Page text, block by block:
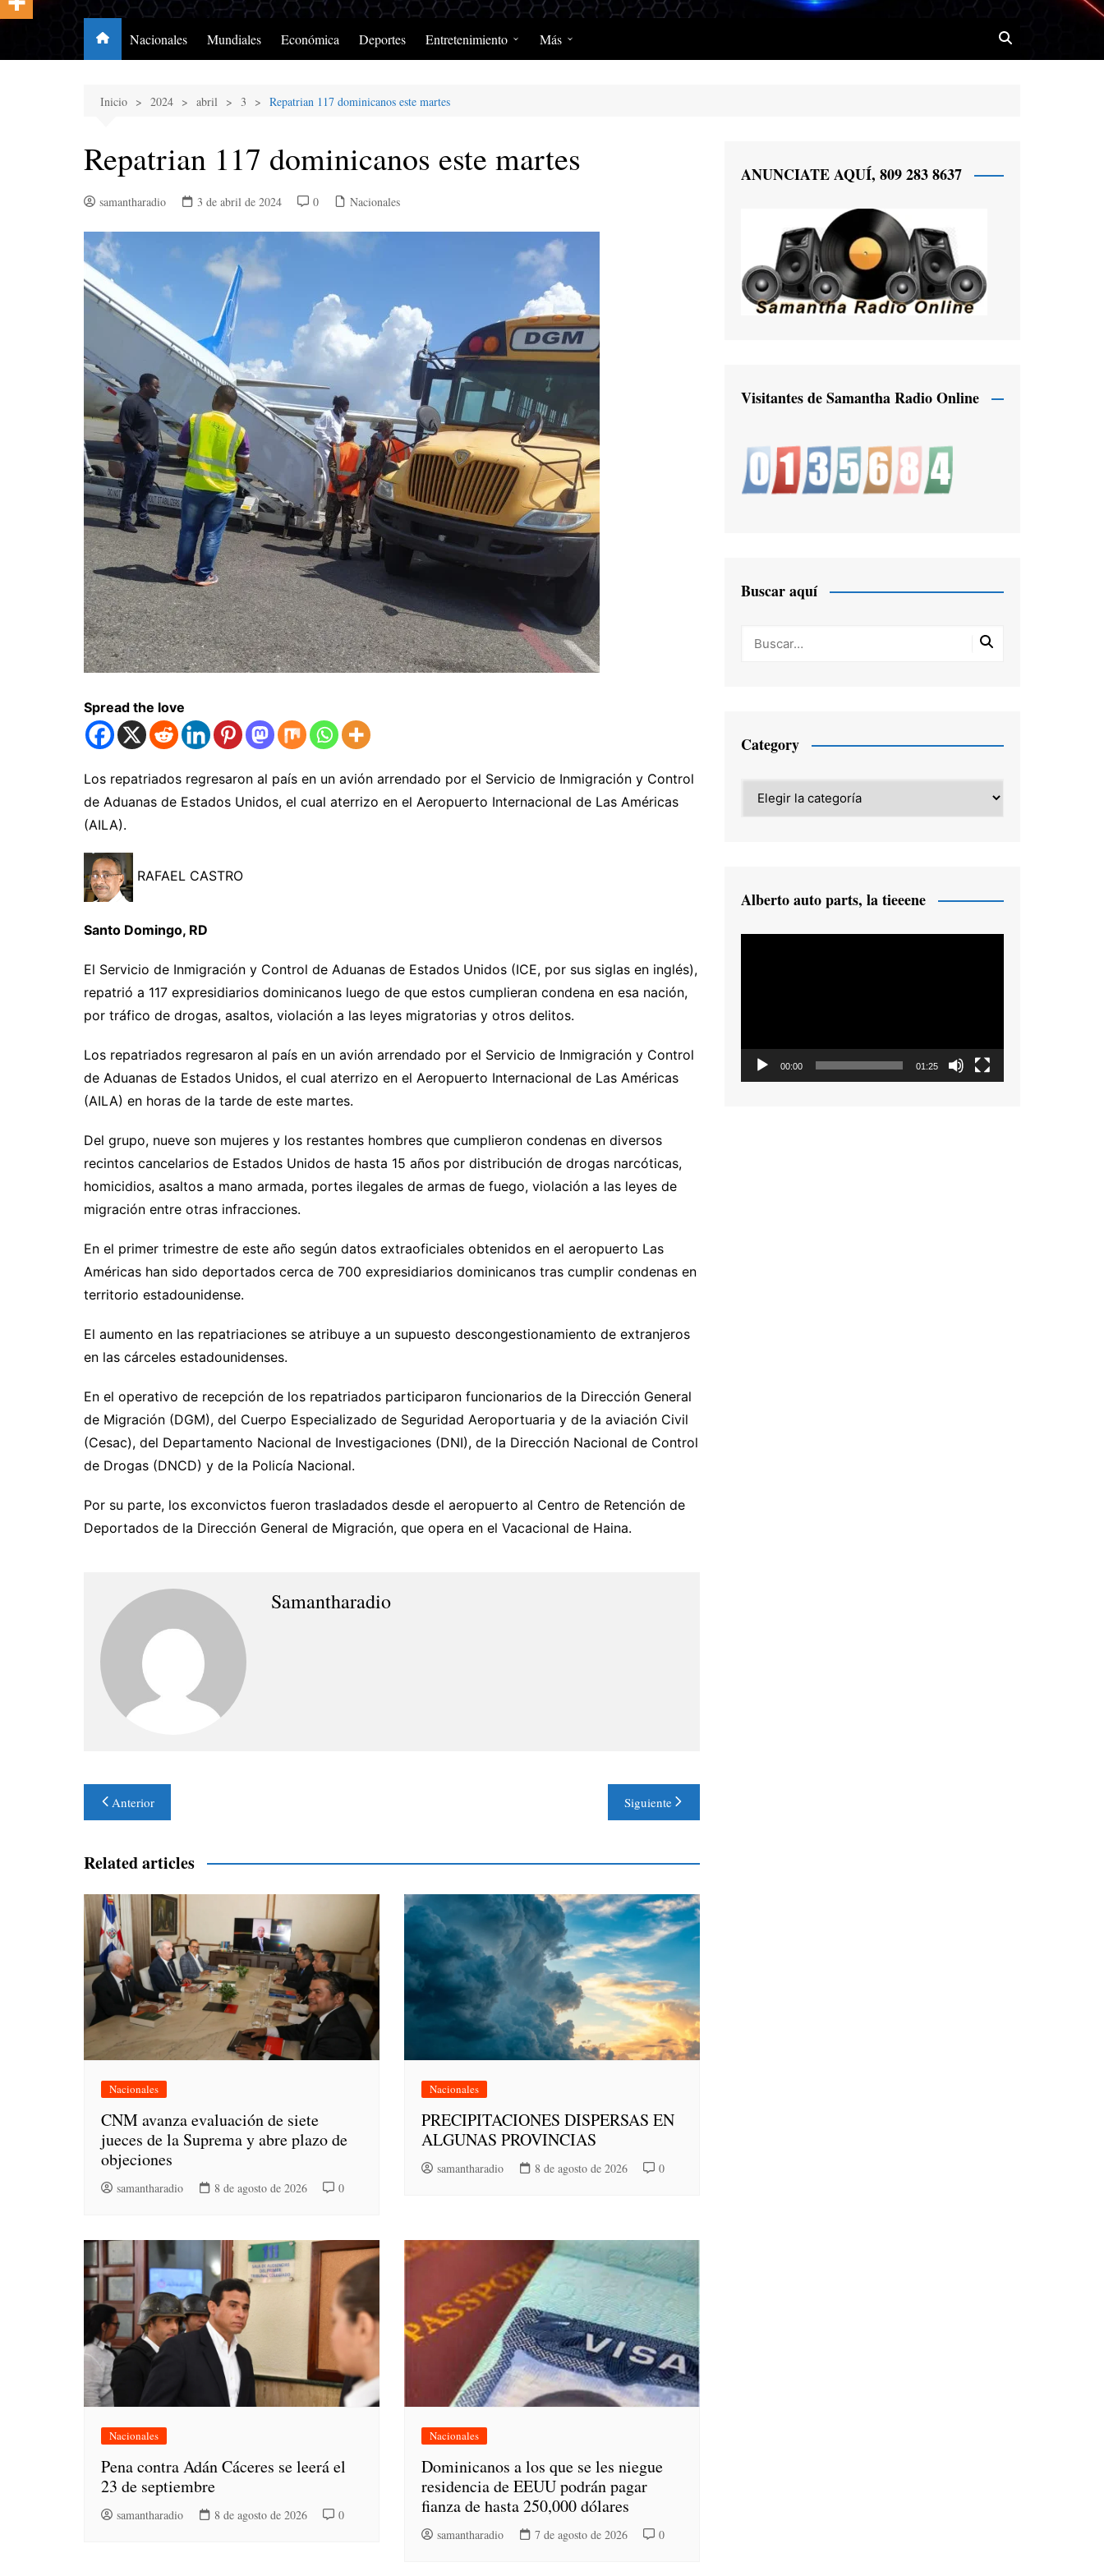
Nacionales Mundiales Económica Deportes Entretenimiento
MerengClásicos
Más
Inicio 2024 abril 3 Repatrian 117 dominicanos este martes
Repatrian 117 dominicanos este martes
samantharadio 3 de abril de 2024 0 Nacionales
Spread the love
Los repatriados regresaron al país en un avión arrendado por el Servicio de Inmigración y Control
de Aduanas de Estados Unidos, el cual aterrizo en el Aeropuerto Internacional de Las Américas
(AILA).
RAFAEL CASTRO
Santo Domingo, RD
El Servicio de Inmigración y Control de Aduanas de Estados Unidos (ICE, por sus siglas en inglés),
repatrió a 117 expresidiarios dominicanos luego de que estos cumplieran condena en esa nación,
por tráfico de drogas, asaltos, violación a las leyes migratorias y otros delitos.
Los repatriados regresaron al país en un avión arrendado por el Servicio de Inmigración y Control
de Aduanas de Estados Unidos, el cual aterrizo en el Aeropuerto Internacional de Las Américas
(AILA) en horas de la tarde de este martes.
Del grupo, nueve son mujeres y los restantes hombres que cumplieron condenas en diversos
recintos cancelarios de Estados Unidos de hasta 15 años por distribución de drogas narcóticas,
homicidios, asaltos a mano armada, portes ilegales de armas de fuego, violación a las leyes de
migración entre otras infracciones.
En el primer trimestre de este año según datos extraoficiales obtenidos en el aeropuerto Las
Américas han sido deportados cerca de 700 expresidiarios dominicanos tras cumplir condenas en
territorio estadounidense.
El aumento en las repatriaciones se atribuye a un supuesto descongestionamiento de extranjeros
en las cárceles estadounidenses.
En el operativo de recepción de los repatriados participaron funcionarios de la Dirección General
de Migración (DGM), del Cuerpo Especializado de Seguridad Aeroportuaria y de la aviación Civil
(Cesac), del Departamento Nacional de Investigaciones (DNI), de la Dirección Nacional de Control
de Drogas (DNCD) y de la Policía Nacional.
Por su parte, los exconvictos fueron trasladados desde el aeropuerto al Centro de Retención de
Deportados de la Dirección General de Migración, que opera en el Vacacional de Haina.
Samantharadio
Navegación
de
entradas
Anterior Siguiente
Related articles
Nacionales
CNM avanza evaluación de siete
jueces de la Suprema y abre plazo de
objeciones
samantharadio 8 de agosto de 2026 0
Nacionales
PRECIPITACIONES DISPERSAS EN
ALGUNAS PROVINCIAS
samantharadio 8 de agosto de 2026 0
Nacionales
Pena contra Adán Cáceres se leerá el
23 de septiembre
samantharadio 8 de agosto de 2026 0
Nacionales
Dominicanos a los que se les niegue
residencia de EEUU podrán pagar
fianza de hasta 250,000 dólares
samantharadio 7 de agosto de 2026 0
ANUNCIATE AQUÍ, 809 283 8637
Visitantes de Samantha Radio Online
Buscar aquí
Category
Alberto auto parts, la tieeene
00:00 01:25